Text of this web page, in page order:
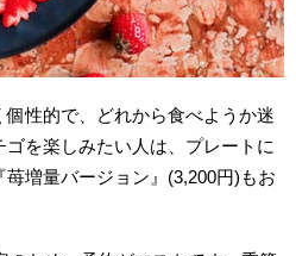
性的で、どれから食べようか迷
を楽しみたい人は、プレートに
増量バージョン』(3,200円)もお